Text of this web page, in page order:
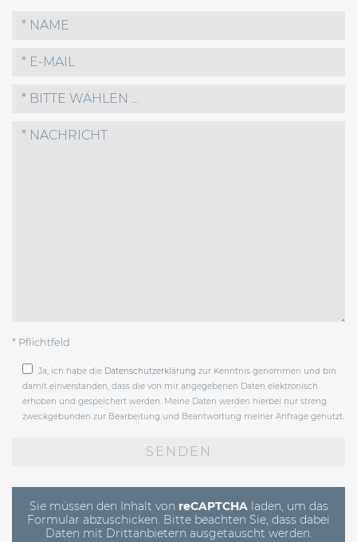
* BITTE WÄHLEN ...
* Pflichtfeld
Ja, ich habe die Datenschutzerklärung zur Kenntnis genommen und bin
damit einverstanden, dass die von mir angegebenen Daten elektronisch
erhoben und gespeichert werden. Meine Daten werden hierbei nur streng
zweckgebunden zur Bearbeitung und Beantwortung meiner Anfrage genutzt.
Sie müssen den Inhalt von reCAPTCHAladen, um das
Formular abzuschicken. Bitte beachten Sie, dass dabei
Daten mit Drittanbietern ausgetauscht werden.